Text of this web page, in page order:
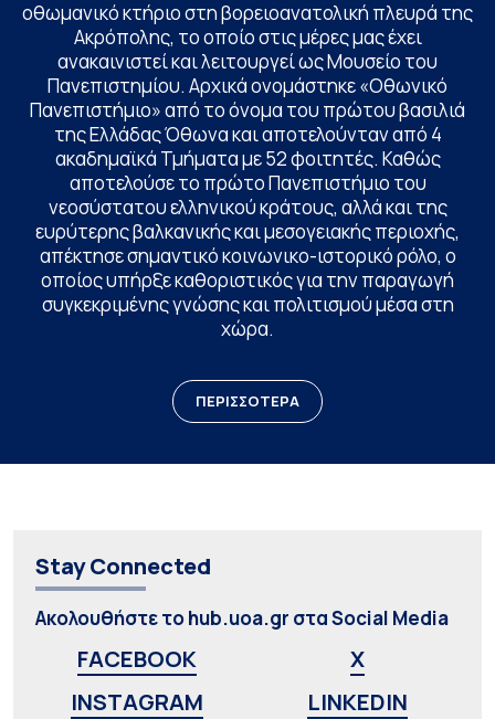
οθωμανικό κτήριο στη βορειοανατολική πλευρά της
Ακρόπολης, το οποίο στις μέρες μας έχει
ανακαινιστεί και λειτουργεί ως Μουσείο του
Πανεπιστημίου. Αρχικά ονομάστηκε «Οθωνικό
Πανεπιστήμιο» από το όνομα του πρώτου βασιλιά
της Ελλάδας Όθωνα και αποτελούνταν από 4
ακαδημαϊκά Τμήματα με 52 φοιτητές. Καθώς
αποτελούσε το πρώτο Πανεπιστήμιο του
νεοσύστατου ελληνικού κράτους, αλλά και της
ευρύτερης βαλκανικής και μεσογειακής περιοχής,
απέκτησε σημαντικό κοινωνικο-ιστορικό ρόλο, ο
οποίος υπήρξε καθοριστικός για την παραγωγή
συγκεκριμένης γνώσης και πολιτισμού μέσα στη
χώρα.
ΠΕΡΙΣΣΟΤΕΡΑ
Stay Connected
Ακολουθήστε το hub.uoa.gr στα Social Media
FACEBOOK
X
INSTAGRAM
LINKEDIN